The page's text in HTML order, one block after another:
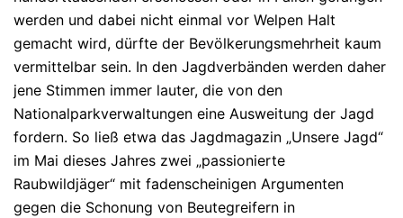
werden und dabei nicht einmal vor Welpen Halt
gemacht wird, dürfte der Bevölkerungsmehrheit kaum
vermittelbar sein. In den Jagdverbänden werden daher
jene Stimmen immer lauter, die von den
Nationalparkverwaltungen eine Ausweitung der Jagd
fordern. So ließ etwa das Jagdmagazin „Unsere Jagd“
im Mai dieses Jahres zwei „passionierte
Raubwildjäger“ mit fadenscheinigen Argumenten
gegen die Schonung von Beutegreifern in